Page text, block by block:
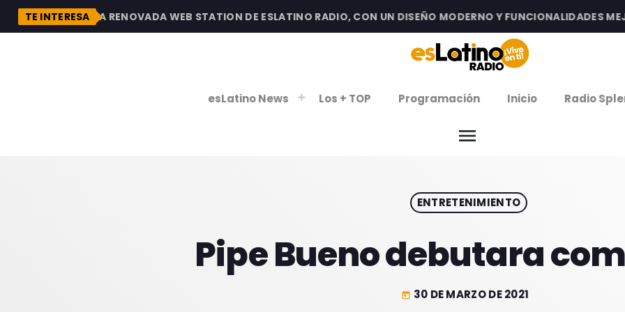
TE INTERESA
DESCUBRE LA RENOVADA WEB STATION DE ESLATINO RADIO, CON UN DISEÑO MODERNO Y FUNCIONALIDADES
esLatino News Los + TOP Programación Inicio Radio
menu
VIERNES DE ESTRENOSENTRETENIMIENTO
Pipe Bueno debutara
today 30 DE MARZO DE 2021